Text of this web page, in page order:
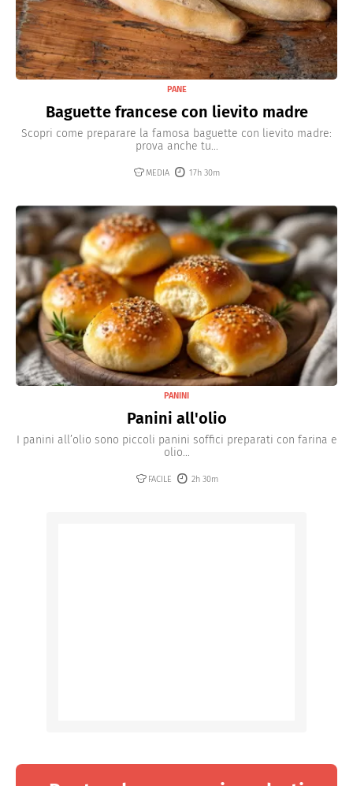
PANE
Baguette francese con lievito madre
Scopri come preparare la famosa baguette con lievito madre:
prova anche tu...
MEDIA 17h 30m
PANINI
Panini all'olio
I panini all’olio sono piccoli panini soffici preparati con farina e
olio...
FACILE 2h 30m